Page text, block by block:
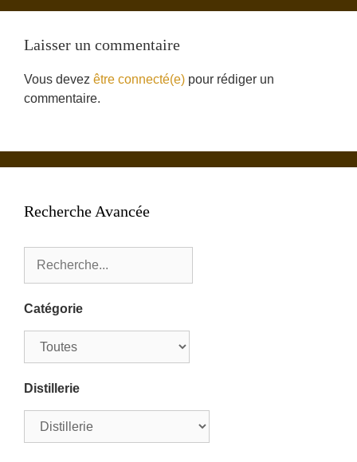
Laisser un commentaire
Vous devez être connecté(e) pour rédiger un
commentaire.
Recherche Avancée
Catégorie
Distillerie